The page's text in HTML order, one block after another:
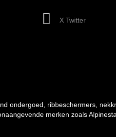
X Twitter
ondergoed, ribbeschermers,
merken zoals